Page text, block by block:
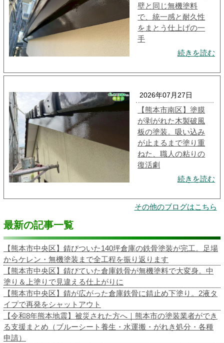
壁と同じ無機塗料
で、統一感と耐久性
をまとう仕上げの一
手
続きを読む
2026年07月27日
【熊本市南区】塗膜
が剥がれた木製破風
板の塗装。吸い込み
が止まるまで塗り重
ねた、職人の粘りの
復活劇
続きを読む
その他のブログはこちら
最新の記事一覧
【熊本市中央区】錆びついた140坪倉庫の鉄骨塗装が完工。足場
からケレン・無機塗装まで全工程を振り返ります
【熊本市中央区】錆びていた倉庫鉄骨が無機塗料で大変身。中
塗り＆上塗りで見違える仕上がりに
【熊本市中央区】錆が広がった倉庫鉄骨に錆止め下塗り。2液タ
イプで再発をシャットアウト
【令和8年熊本地震】被災された方へ｜熊本市の塗装業者ができ
る支援まとめ（ブルーシート養生・水運搬・がれき処分・各種
申請）